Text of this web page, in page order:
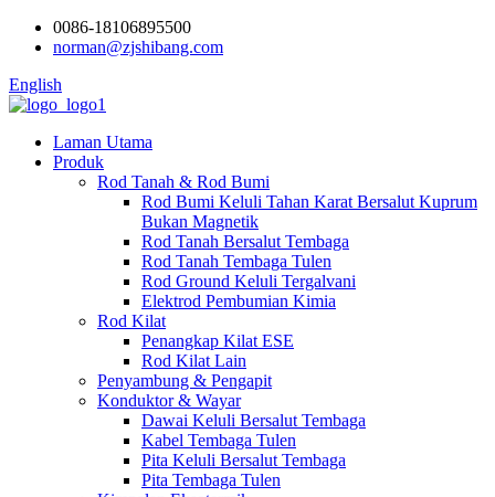
0086-18106895500
norman@zjshibang.com
English
Laman Utama
Produk
Rod Tanah & Rod Bumi
Rod Bumi Keluli Tahan Karat Bersalut Kuprum
Bukan Magnetik
Rod Tanah Bersalut Tembaga
Rod Tanah Tembaga Tulen
Rod Ground Keluli Tergalvani
Elektrod Pembumian Kimia
Rod Kilat
Penangkap Kilat ESE
Rod Kilat Lain
Penyambung & Pengapit
Konduktor & Wayar
Dawai Keluli Bersalut Tembaga
Kabel Tembaga Tulen
Pita Keluli Bersalut Tembaga
Pita Tembaga Tulen